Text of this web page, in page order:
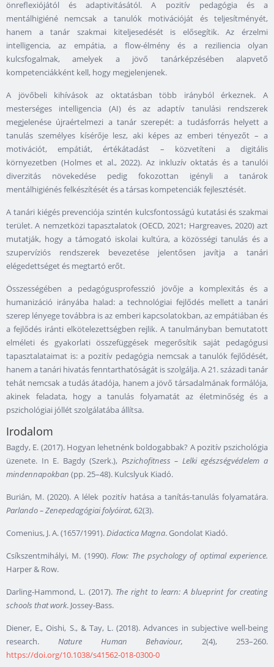
önreflexiójától és adaptivitásától. A pozitív pedagógia és a
mentálhigiéné nemcsak a tanulók motivációját és teljesítményét,
hanem a tanár szakmai kiteljesedését is elősegítik. Az érzelmi
intelligencia, az empátia, a flow-élmény és a reziliencia olyan
kulcsfogalmak, amelyek a jövő tanárképzésében alapvető
kompetenciákként kell, hogy megjelenjenek.
A jövőbeli kihívások az oktatásban több irányból érkeznek. A
mesterséges intelligencia (AI) és az adaptív tanulási rendszerek
megjelenése újraértelmezi a tanár szerepét: a tudásforrás helyett a
tanulás személyes kísérője lesz, aki képes az emberi tényezőt – a
motivációt, empátiát, értékátadást – közvetíteni a digitális
környezetben (Holmes et al., 2022). Az inkluzív oktatás és a tanulói
diverzitás növekedése pedig fokozottan igényli a tanárok
mentálhigiénés felkészítését és a társas kompetenciák fejlesztését.
A tanári kiégés prevenciója szintén kulcsfontosságú kutatási és szakmai
terület. A nemzetközi tapasztalatok (OECD, 2021; Hargreaves, 2020) azt
mutatják, hogy a támogató iskolai kultúra, a közösségi tanulás és a
szupervíziós rendszerek bevezetése jelentősen javítja a tanári
elégedettséget és megtartó erőt.
Összességében a pedagógusprofesszió jövője a komplexitás és a
humanizáció irányába halad: a technológiai fejlődés mellett a tanári
szerep lényege továbbra is az emberi kapcsolatokban, az empátiában és
a fejlődés iránti elkötelezettségben rejlik. A tanulmányban bemutatott
elméleti és gyakorlati összefüggések megerősítik saját pedagógusi
tapasztalataimat is: a pozitív pedagógia nemcsak a tanulók fejlődését,
hanem a tanári hivatás fenntarthatóságát is szolgálja. A 21. századi tanár
tehát nemcsak a tudás átadója, hanem a jövő társadalmának formálója,
akinek feladata, hogy a tanulás folyamatát az életminőség és a
pszichológiai jóllét szolgálatába állítsa.
Irodalom
Bagdy, E. (2017). Hogyan lehetnénk boldogabbak? A pozitív pszichológia
üzenete. In E. Bagdy (Szerk.), Pszichofitness – Lelki egészségvédelem a
mindennapokban (pp. 25–48). Kulcslyuk Kiadó.
Burián, M. (2020). A lélek pozitív hatása a tanítás-tanulás folyamatára.
Parlando – Zenepedagógiai folyóirat, 62(3).
Comenius, J. A. (1657/1991).Didactica Magna. Gondolat Kiadó.
Csíkszentmihályi, M. (1990).Flow: The psychology of optimal experience.
Harper & Row.
Darling-Hammond, L. (2017). The right to learn: A blueprint for creating
schools that work. Jossey-Bass.
Diener, E., Oishi, S., & Tay, L. (2018). Advances in subjective well-being
research. Nature Human Behaviour, 2(4), 253–260.
https://doi.org/10.1038/s41562-018-0300-0